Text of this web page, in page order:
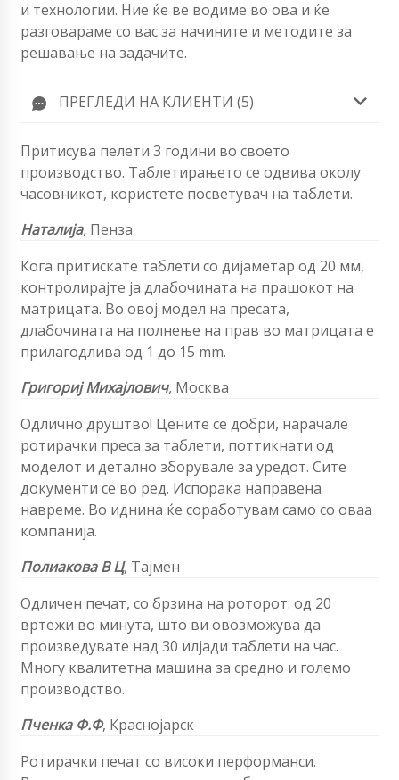
и технологии. Ние ќе ве водиме во ова и ќе
разговараме со вас за начините и методите за
решавање на задачите.
ПРЕГЛЕДИ НА КЛИЕНТИ (5)
Притисува пелети 3 години во своето
производство. Таблетирањето се одвива околу
часовникот, користете посветувач на таблети.
Наталија, Пенза
Кога притискате таблети со дијаметар од 20 мм,
контролирајте ја длабочината на прашокот на
матрицата. Во овој модел на пресата,
длабочината на полнење на прав во матрицата е
прилагодлива од 1 до 15 mm.
Григориј Михајлович, Москва
Одлично друштво! Цените се добри, нарачале
ротирачки преса за таблети, поттикнати од
моделот и детално зборувале за уредот. Сите
документи се во ред. Испорака направена
навреме. Во иднина ќе соработувам само со оваа
компанија.
ПолиаковаВ Ц, Тајмен
Одличен печат, со брзина на роторот: од 20
вртежи во минута, што ви овозможува да
произведувате над 30 илјади таблети на час.
Многу квалитетна машина за средно и големо
производство.
Пченка Ф.Ф, Краснојарск
Ротирачки печат со високи перформанси.